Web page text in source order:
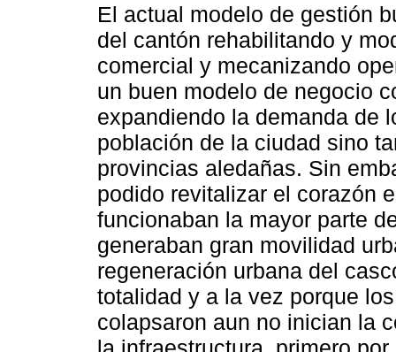
El actual modelo de gestión
del cantón rehabilitando y
comercial y mecanizando
un buen modelo de negocio
expandiendo la demanda de
población de la ciudad sino
provincias aledañas. Sin
podido revitalizar el corazón
funcionaban la mayor parte
generaban gran movilidad
regeneración urbana del
totalidad y a la vez porque
colapsaron aun no inician la